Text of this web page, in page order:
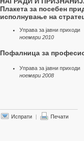
Плакета за посебен
исполнување на
Управа за јавни приходи
ноември 2010
Пофалница за
Управа за јавни приходи
ноември 2008
Испрати | Печати